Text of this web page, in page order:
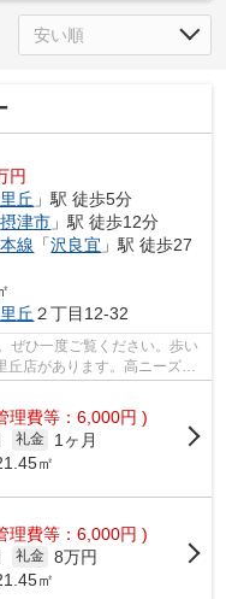
円
丘 」駅 徒歩5分
摂津市 」駅 徒歩12分
線 「沢良宜 」駅 徒歩27
丘 ２丁目12-32
ぜひ一度ご覧ください。歩い
店があります。高ニーズな
理費等：6,000円 )
礼金
1ヶ月
㎡
理費等：6,000円 )
礼金 8万円
㎡